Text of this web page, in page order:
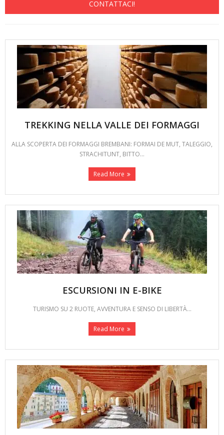
CONTATTACI!
TREKKING NELLA VALLE DEI FORMAGGI
ALLA SCOPERTA DEI FORMAGGI BREMBANI: FORMAI DE MUT, TALEGGIO,
STRACHITUNT, BITTO…
Read More
ESCURSIONI IN E-BIKE
TURISMO SU 2 RUOTE, AVVENTURA E SENSO DI LIBERTÀ...
Read More